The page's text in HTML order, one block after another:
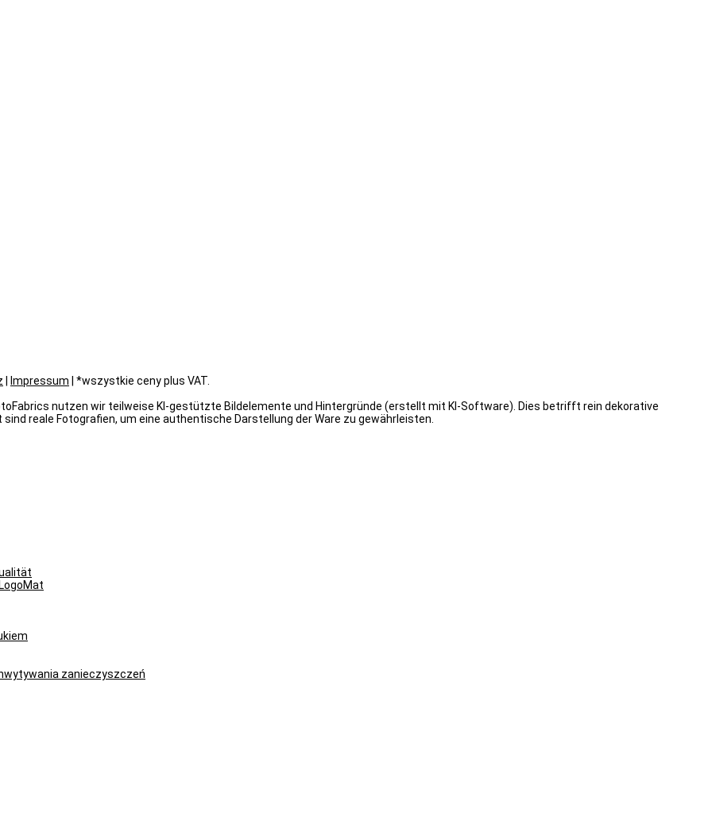
zanieczyszczeń
Impressum | *wszystkie ceny plus VAT.
nutzen wir teilweise KI-gestützte Bildelemente und Hintergründe (erstellt mit KI-Software). Dies betrifft rein dekorative
reale Fotografien, um eine authentische Darstellung der Ware zu gewährleisten.